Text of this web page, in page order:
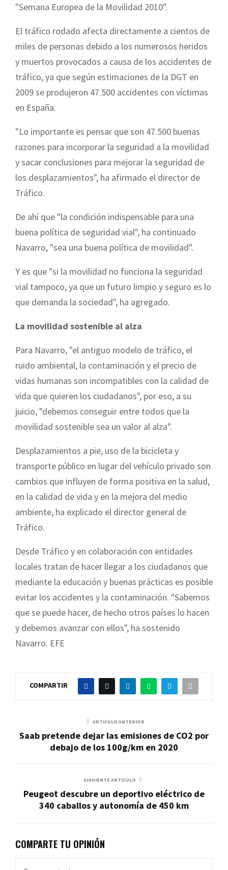
"Semana Europea de la Movilidad 2010".
El tráfico rodado afecta directamente a cientos de
miles de personas debido a los numerosos heridos
y muertos provocados a causa de los accidentes de
tráfico, ya que según estimaciones de la DGT en
2009 se produjeron 47.500 accidentes con víctimas
en España.
"Lo importante es pensar que son 47.500 buenas
razones para incorporar la seguridad a la movilidad
y sacar conclusiones para mejorar la seguridad de
los desplazamientos", ha afirmado el director de
Tráfico.
De ahí que "la condición indispensable para una
buena política de seguridad vial", ha continuado
Navarro, "sea una buena política de movilidad".
Y es que "si la movilidad no funciona la seguridad
vial tampoco, ya que un futuro limpio y seguro es lo
que demanda la sociedad", ha agregado.
La movilidad sostenible al alza
Para Navarro, "el antiguo modelo de tráfico, el
ruido ambiental, la contaminación y el precio de
vidas humanas son incompatibles con la calidad de
vida que quieren los ciudadanos", por eso, a su
juicio, "debemos conseguir entre todos que la
movilidad sostenible sea un valor al alza".
Desplazamientos a pie, uso de la bicicleta y
transporte público en lugar del vehículo privado son
cambios que influyen de forma positiva en la salud,
en la calidad de vida y en la mejora del medio
ambiente, ha explicado el director general de
Tráfico.
Desde Tráfico y en colaboración con entidades
locales tratan de hacer llegar a los ciudadanos que
mediante la educación y buenas prácticas es posible
evitar los accidentes y la contaminación. "Sabemos
que se puede hacer, de hecho otros países lo hacen
y debemos avanzar con ellos", ha sostenido
Navarro. EFE
COMPARTIR
ARTÍCULO ANTERIOR
Saab pretende dejar las emisiones de CO2 por
debajo de los 100g/km en 2020
SIGUIENTE ARTÍCULO
Peugeot descubre un deportivo eléctrico de
340 caballos y autonomía de 450 km
COMPARTE TU OPINIÓN